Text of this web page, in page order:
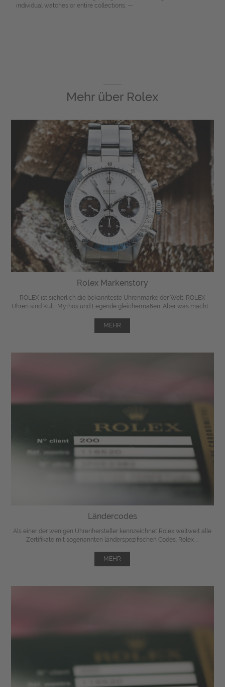
individual watches or entire collections. —
Mehr über Rolex
Rolex Markenstory
ROLEX ist sicherlich die bekannteste Uhrenmarke der Welt. ROLEX
Uhren sind Kult, Mythos und Legende gleichermaßen. Aber was macht ...
MEHR
Ländercodes
Als einer der wenigen Uhrenhersteller kennzeichnet Rolex weltweit alle
Zertifikate mit sogenannten länderspezifischen Codes. Rolex ...
MEHR